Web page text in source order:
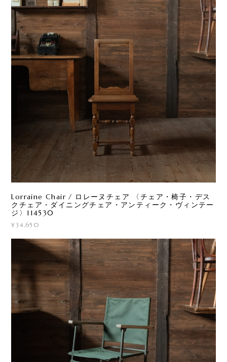
Lorraine Chair / ロレーヌチェア 〈チェア・椅子・デス
クチェア・ダイニングチェア・アンティーク・ヴィンテー
ジ〉114530
¥34,650